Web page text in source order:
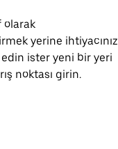
olarak
yerine ihtiyacınız
ister yeni bir yeri
noktası girin.